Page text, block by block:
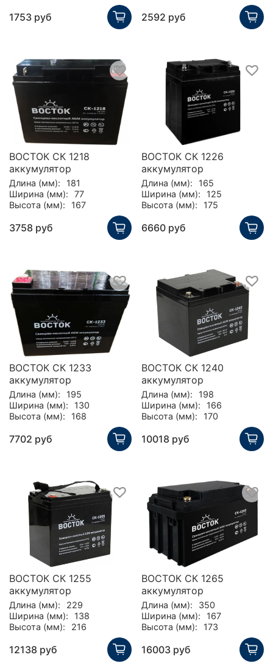
1753 руб 2592 руб
ВОСТОК СК 1218
аккумулятор
Длина (мм):
181
Ширина (мм):
77
Высота (мм):
167
3758 руб
ВОСТОК СК 1226
аккумулятор
Длина (мм):
165
Ширина (мм):
125
Высота (мм):
175
6660 руб
ВОСТОК СК 1233
аккумулятор
Длина (мм):
195
Ширина (мм):
130
Высота (мм):
168
7702 руб
ВОСТОК СК 1240
аккумулятор
Длина (мм):
198
Ширина (мм):
166
Высота (мм):
170
10018 руб
ВОСТОК СК 1255
аккумулятор
Длина (мм):
229
Ширина (мм):
138
Высота (мм):
216
12138 руб
ВОСТОК СК 1265
аккумулятор
Длина (мм):
350
Ширина (мм):
167
Высота (мм):
173
16003 руб